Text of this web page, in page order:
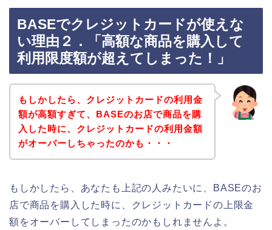
BASEでクレジットカードが使えな
い理由２．「高額な商品を購入して
利用限度額が超えてしまった！」
もしかしたら、クレジットカードの利用金
額が高額すぎて、BASEのお店で商品を購
入した時に、クレジットカードの利用金額
がオーバーしちゃったのかも・・・
もしかしたら、あなたも上記の人みたいに、BASEのお
店で商品を購入した時に、クレジットカードの上限金
額をオーバーしてしまったのかもしれませんよ。